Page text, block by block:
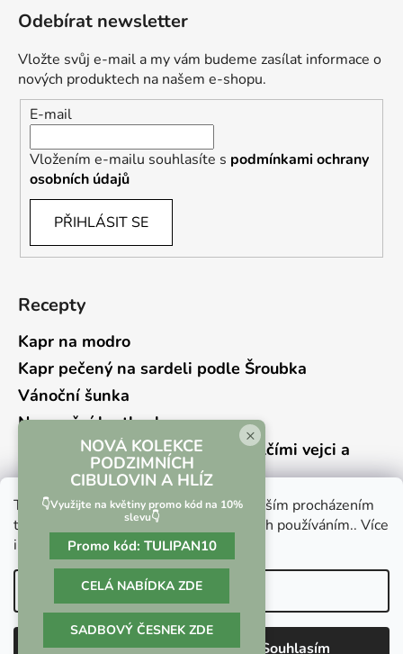
Tento web používá soubory cookie. Dalším procházením
tohoto webu vyjadřujete souhlas s jejich používáním.. Více
informacízde.
Nastavení
Odmítnout Souhlasím
Odebírat newsletter
Vložte svůj e-mail a my vám budeme zasílat informace o
nových produktech na našem e-shopu.
E-mail
Vložením e-mailu souhlasíte s podmínkami ochrany
osobních údajů
PŘIHLÁSIT SE
Recepty
Kapr na modro
Kapr pečený na sardeli podle Šroubka
Vánoční šunka
Novoroční hrstkovka
Lehký bramborový salát s křepelčími vejci a
kyselou okurkou
Vrácení zboží a reklamace Kontaktní formulář
Vytvořil Shoptet
×
NOVÁ KOLEKCE
PODZIMNÍCH
CIBULOVIN A HLÍZ
👇Využijte na květiny promo kód na 10%
slevu👇
Promo kód: TULIPAN10
CELÁ NABÍDKA ZDE
SADBOVÝ ČESNEK ZDE